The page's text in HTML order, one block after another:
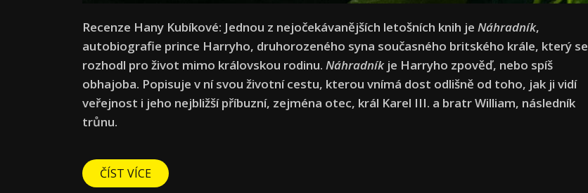
Recenze Hany Kubíkové: Jednou z nejočekávanějších letošních knih je Náhradník,
autobiografie prince Harryho, druhorozeného syna současného britského krále, který se
rozhodl pro život mimo královskou rodinu. Náhradníkje Harryho zpověď, nebo spíš
obhajoba. Popisuje v ní svou životní cestu, kterou vnímá dost odlišně od toho, jak ji vidí
veřejnost i jeho nejbližší příbuzní, zejména otec, král Karel III. a bratr William, následník
trůnu.
ČÍST VÍCE